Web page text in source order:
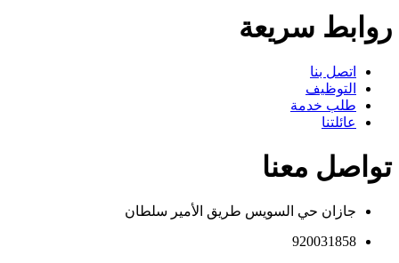
روابط سريعة
اتصل بنا
التوظيف
طلب خدمة
عائلتنا
تواصل معنا
جازان حي السويس طريق الأمير سلطان
920031858